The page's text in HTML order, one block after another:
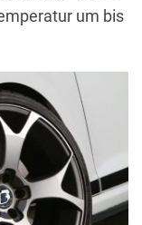
um bis